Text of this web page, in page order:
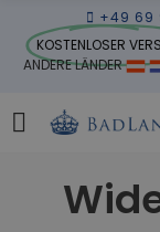
+49 69
KOSTENLOSER
ANDERE LÄNDER